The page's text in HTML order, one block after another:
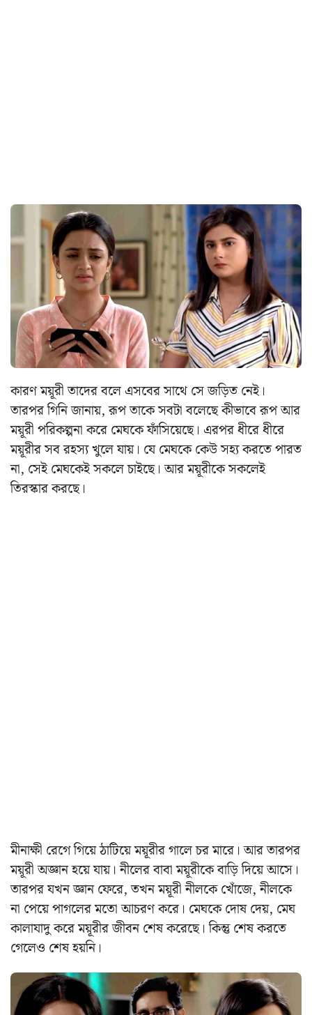
কারণ ময়ূরী তাদের বলে এসবের সাথে সে জড়িত নেই।
তারপর গিনি জানায়, রূপ তাকে সবটা বলেছে কীভাবে রূপ আর
ময়ূরী পরিকল্পনা করে মেঘকে ফাঁসিয়েছে। এরপর ধীরে ধীরে
ময়ূরীর সব রহস্য খুলে যায়। যে মেঘকে কেউ সহ্য করতে পারত
না, সেই মেঘকেই সকলে চাইছে। আর ময়ূরীকে সকলেই
তিরস্কার করছে।
মীনাক্ষী রেগে গিয়ে ঠাটিয়ে ময়ূরীর গালে চর মারে। আর তারপর
ময়ূরী অজ্ঞান হয়ে যায়। নীলের বাবা ময়ূরীকে বাড়ি দিয়ে আসে।
তারপর যখন জ্ঞান ফেরে, তখন ময়ূরী নীলকে খোঁজে, নীলকে
না পেয়ে পাগলের মতো আচরণ করে। মেঘকে দোষ দেয়, মেঘ
কালাযাদু করে ময়ূরীর জীবন শেষ করেছে। কিন্তু শেষ করতে
গেলেও শেষ হয়নি।